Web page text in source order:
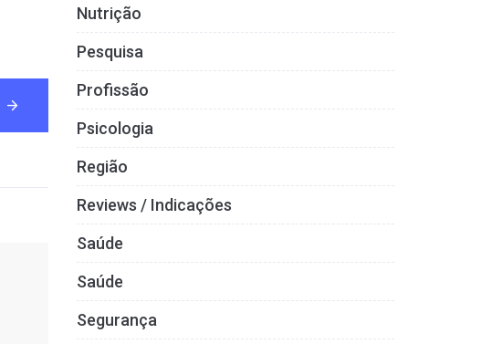
Nutrição
Pesquisa
Profissão
Psicologia
Região
Reviews / Indicações
Saúde
Saúde
Segurança